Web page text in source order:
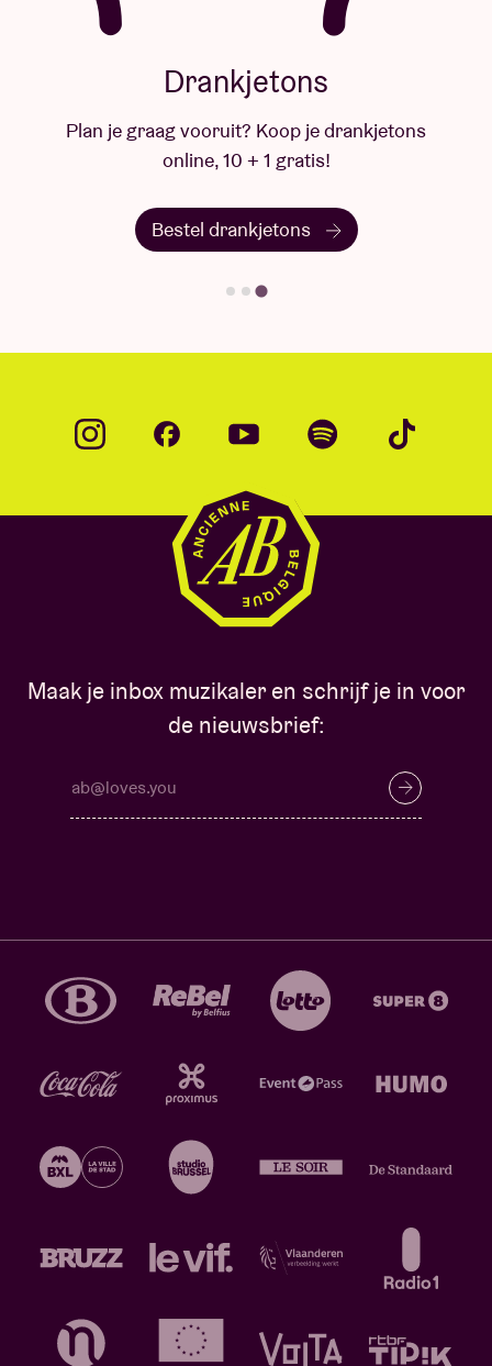
Maak je inbox muzikaler en schrijf je in voor
de nieuwsbrief: